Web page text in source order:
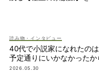
読み物・インタビュー
40代で小説家になれたの
予定通りにいかなかったか
みさん】
2026.05.30